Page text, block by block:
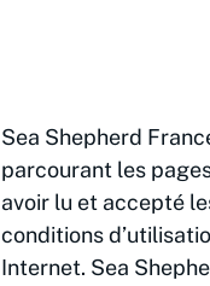
Sea Shepherd
parcourant les
avoir lu et accepté
conditions
Internet. Sea